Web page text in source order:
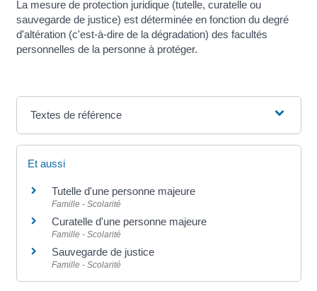
La mesure de protection juridique (tutelle, curatelle ou
sauvegarde de justice) est déterminée en fonction du degré
d'altération (c'est-à-dire de la dégradation) des facultés
personnelles de la personne à protéger.
Textes de référence
Et aussi
Tutelle d'une personne majeure
Famille - Scolarité
Curatelle d'une personne majeure
Famille - Scolarité
Sauvegarde de justice
Famille - Scolarité